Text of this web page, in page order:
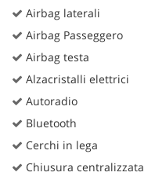
Airbag laterali
Airbag Passeggero
Airbag testa
Alzacristalli elettrici
Autoradio
Bluetooth
Cerchi in lega
Chiusura centralizzata